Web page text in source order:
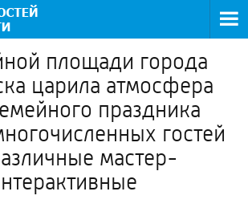
площади города
царила атмосфера
праздника
гостей
мастер-